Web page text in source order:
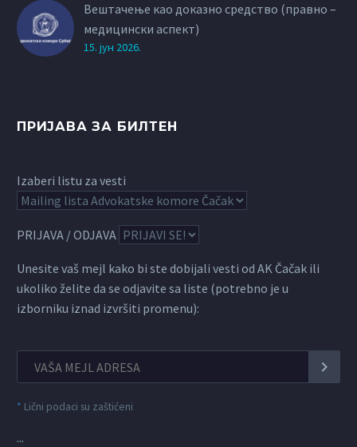
Вештачење као доказно средство (правно –
медицински аспект)
15. јун 2026.
ПРИЈАВА ЗА БИЛТЕН
Izaberi listu za vesti
PRIJAVA / ODJAVA
Unesite vaš mejl kako bi ste dobijali vesti od AK Čačak ili
ukoliko želite da se odjavite sa liste (potrebno je u
izborniku iznad izvršiti promenu):
* Lični podaci su zaštićeni
...